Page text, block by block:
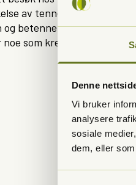
Denne
Vi bruker
analysere
sosiale
dem, eller
av tennene og
betennelser som kan
noe som krever